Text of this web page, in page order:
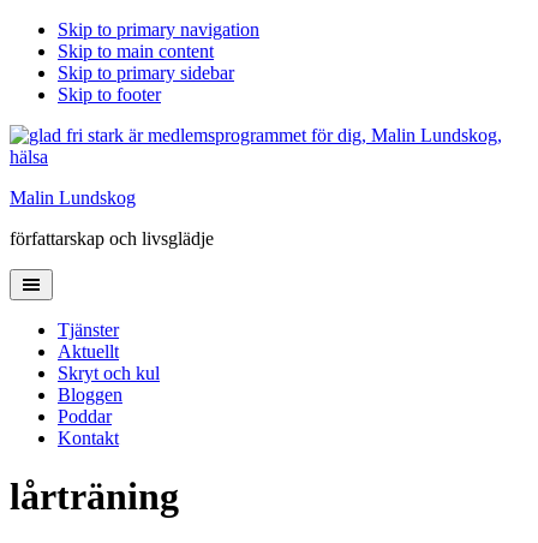
Skip to primary navigation
Skip to main content
Skip to primary sidebar
Skip to footer
Malin Lundskog
författarskap och livsglädje
Tjänster
Aktuellt
Skryt och kul
Bloggen
Poddar
Kontakt
lårträning